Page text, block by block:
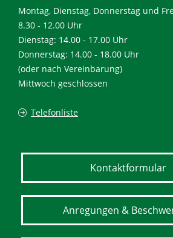
Montag, Dienstag, Donnerstag und
8.30 - 12.00 Uhr
Dienstag: 14.00 - 17.00 Uhr
Donnerstag: 14.00 - 18.00 Uhr
(oder nach Vereinbarung)
Mittwoch geschlossen
Telefonliste
Kontaktformular
Anregungen &